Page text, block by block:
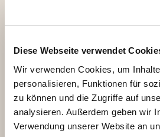
Diese Webseite verwendet
Wir verwenden Cookies, um
personalisieren, Funktionen für
zu können und die Zugriffe auf
analysieren. Außerdem geben wir
Verwendung unserer Website an
Download